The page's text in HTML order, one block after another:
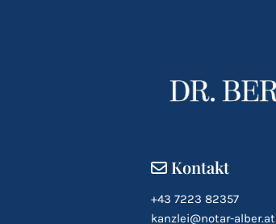
Kontakt
+43 7223 82357
kanzlei@notar-alber.at